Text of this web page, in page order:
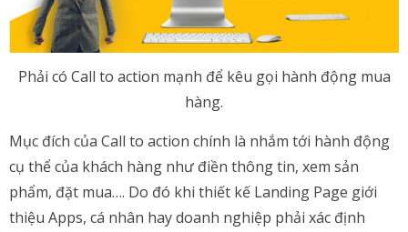
Phải có Call to action mạnh để kêu gọi hành động mua
hàng.
Mục đích của Call to action chính là nhắm tới hành động
cụ thể của khách hàng như điền thông tin, xem sản
phẩm, đặt mua…. Do đó khi thiết kế Landing Page giới
thiệu Apps, cá nhân hay doanh nghiệp phải xác định